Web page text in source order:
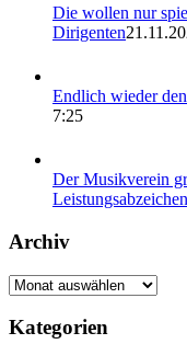
Die wollen nur
Dirigenten
Endlich wieder
7:25
Der Musikverein
Archiv
Archiv
Kategorien